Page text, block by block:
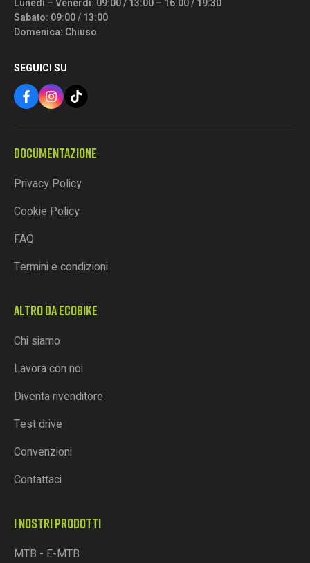
Lunedì – Venerdì: 09:00 / 13:00 – 16:00 / 19:30
Sabato: 09:00 / 13:00
Domenica: Chiuso
SEGUICI SU
DOCUMENTAZIONE
Privacy Policy
Cookie Policy
FAQ
Termini e condizioni
ALTRO DA ECOBIKE
Chi siamo
Lavora con noi
Diventa rivenditore
Test drive
Convenzioni
Contattaci
I NOSTRI PRODOTTI
MTB - E-MTB